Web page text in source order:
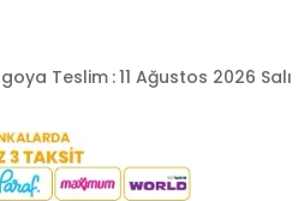
Teslim:11 Ağustos 2026 Salı